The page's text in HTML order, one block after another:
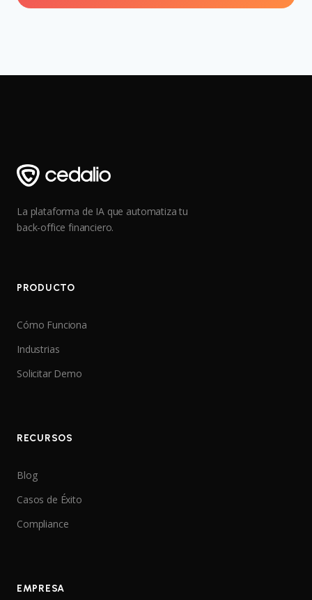
La plataforma de IA que automatiza tu
back-office financiero.
PRODUCTO
Cómo Funciona
Industrias
Solicitar Demo
RECURSOS
Blog
Casos de Éxito
Compliance
EMPRESA